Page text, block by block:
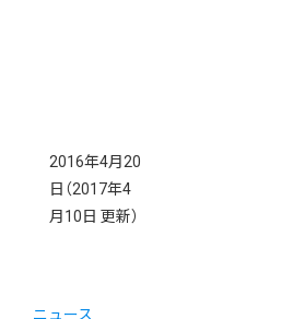
2016年4月20
日 （2017年4
月10日 更新）
ニュース